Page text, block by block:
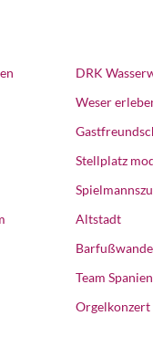
DRK
Weser
Stellplatz
Altstadt
Team Spanien
Orgelkonzert